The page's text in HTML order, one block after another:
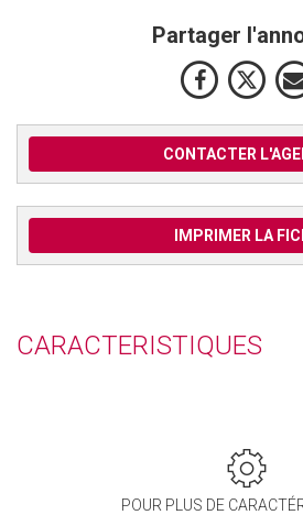
Partager
CONTACTER
IMPRIMER LA
CARACTERISTIQUES
POUR PLUS DE